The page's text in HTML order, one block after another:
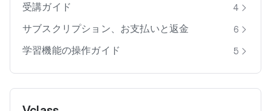
受講ガイド 4
サブスクリプション、お支払いと返金 6
学習機能の操作ガイド 5